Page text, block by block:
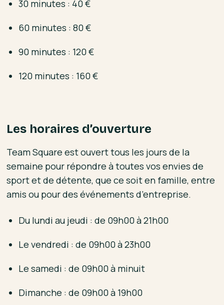
30 minutes : 40 €
60 minutes : 80 €
90 minutes : 120 €
120 minutes : 160 €
Les horaires d’ouverture
Team Square est ouvert tous les jours de la
semaine pour répondre à toutes vos envies de
sport et de détente, que ce soit en famille, entre
amis ou pour des événements d’entreprise.
Du lundi au jeudi : de 09h00 à 21h00
Le vendredi : de 09h00 à 23h00
Le samedi : de 09h00 à minuit
Dimanche : de 09h00 à 19h00